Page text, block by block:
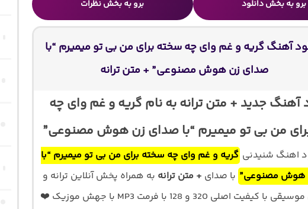
برو به بخش دانلود برو به بخش نظرات
آهنگ گریه و غم وای چه سخته برای من بی تو میمیرم “با
صدای زن هوش مصنوعی” + متن ترانه
آهنگ جدید + متن ترانه به نام گریه و غم وای چه
من بی تو میمیرم “با صدای زن هوش مصنوعی”
اهنگ شنیدنی گریه و غم وای چه سخته برای من بی تو میمیرم “با
هوش مصنوعی” با صدای + متن ترانه به همراه پخش آنلاین ترانه و
متن کامل موسیقی با کیفیت اصلی 320 و 128 با فرمت MP3 با جهش موزیک ❤️